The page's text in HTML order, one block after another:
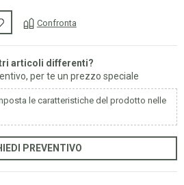
Confronta
articoli differenti?
per te un prezzo speciale
le caratteristiche del prodotto nelle
PREVENTIVO